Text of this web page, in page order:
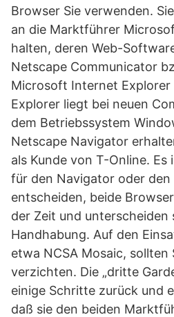
Browser Sie verwenden.
an die Marktführer
halten, deren Web-
Netscape Communicator
Microsoft Internet
Explorer liegt bei neuen
dem Betriebssystem
Netscape Navigator
als Kunde von T-Online. Es
für den Navigator oder
entscheiden, beide
der Zeit und
Handhabung. Auf den
etwa NCSA Mosaic, sollten
verzichten. Die „dritte
einige Schritte zurück und
daß sie den beiden